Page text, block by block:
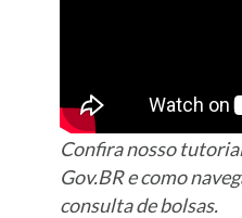
Confira nosso
Gov.BR e como
consulta de bolsas.